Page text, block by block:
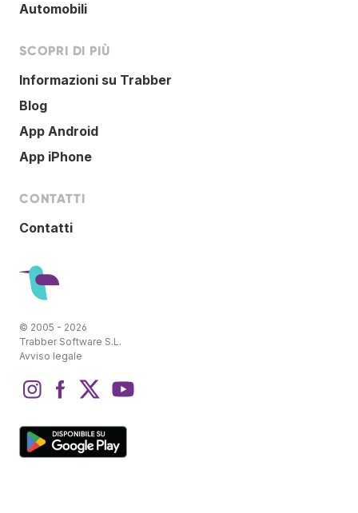
Automobili
SCOPRI DI PIÙ
Informazioni su Trabber
Blog
App Android
App iPhone
CONTATTI
Contatti
© 2005 - 2026
Trabber Software S.L.
Avviso legale